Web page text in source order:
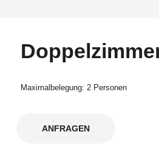
Maximalbelegung: 2 Personen
ANFRAGEN